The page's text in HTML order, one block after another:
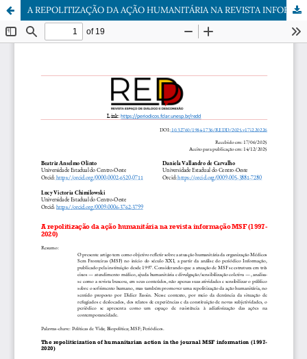
A REPOLITIZAÇÃO DA AÇÃO HUMANITÁRIA NA REVISTA INFORMAÇÃO MSF (1997- 2020)